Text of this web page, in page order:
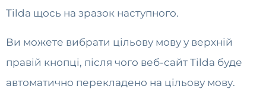
Tilda щось на зразок наступного.
Ви можете вибрати цільову мову у верхній
правій кнопці, після чого веб-сайт Tilda буде
автоматично перекладено на цільову мову.